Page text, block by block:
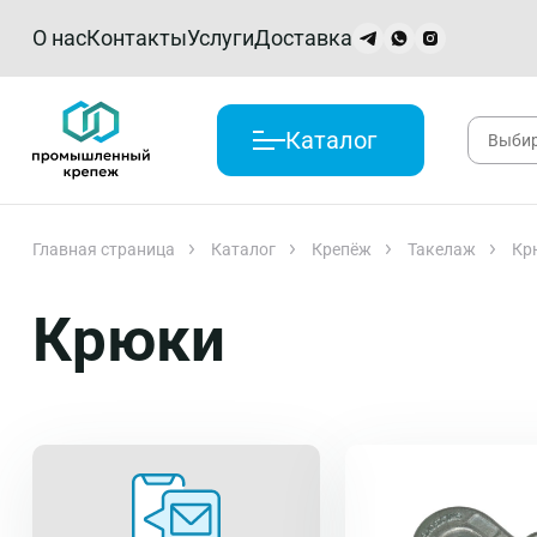
О насКонтактыУслугиДоставка
Каталог
Главная страница Каталог Крепёж Такелаж
Крюки